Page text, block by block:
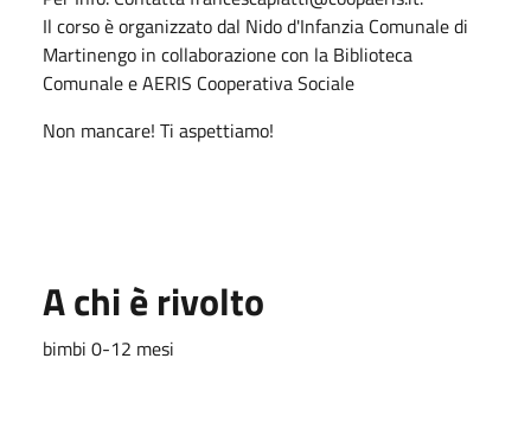
Il corso è organizzato dal Nido d'Infanzia Comunale di
Martinengo in collaborazione con la Biblioteca
Comunale e AERIS Cooperativa Sociale
Non mancare! Ti aspettiamo!
A chi è rivolto
bimbi 0-12 mesi